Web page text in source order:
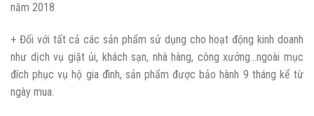
năm 2018
+ Đối với tất cả các sản phẩm sử dụng cho hoạt động kinh doanh
như dịch vụ giặt ủi, khách sạn, nhà hàng, công xưởng…ngoài mục
đích phục vụ hộ gia đình, sản phẩm được bảo hành 9 tháng kể từ
ngày mua.